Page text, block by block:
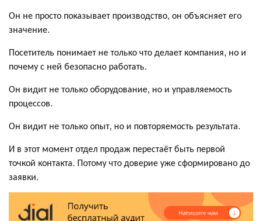
Он не просто показывает производство, он объясняет его
значение.
Посетитель понимает не только что делает компания, но и
почему с ней безопасно работать.
Он видит не только оборудование, но и управляемость
процессов.
Он видит не только опыт, но и повторяемость результата.
И в этот момент отдел продаж перестаёт быть первой
точкой контакта. Потому что доверие уже сформировано до
заявки.